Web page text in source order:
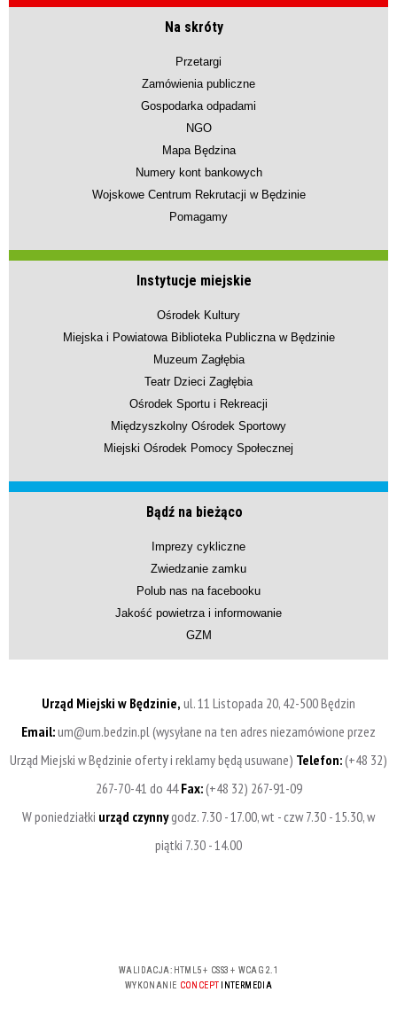
Na skróty
Przetargi
Zamówienia publiczne
Gospodarka odpadami
NGO
Mapa Będzina
Numery kont bankowych
Wojskowe Centrum Rekrutacji w Będzinie
Pomagamy
Instytucje miejskie
Ośrodek Kultury
Miejska i Powiatowa Biblioteka Publiczna w Będzinie
Muzeum Zagłębia
Teatr Dzieci Zagłębia
Ośrodek Sportu i Rekreacji
Międzyszkolny Ośrodek Sportowy
Miejski Ośrodek Pomocy Społecznej
Bądź na bieżąco
Imprezy cykliczne
Zwiedzanie zamku
Polub nas na facebooku
Jakość powietrza i informowanie
GZM
Urząd Miejski w Będzinie, ul. 11 Listopada 20, 42-500 Będzin
Email:um@um.bedzin.pl (wysyłane na ten adres niezamówione przez
Urząd Miejski w Będzinie oferty i reklamy będą usuwane) Telefon:(+48 32)
267-70-41 do 44Fax:(+48 32) 267-91-09
W poniedziałki urząd czynnygodz. 7.30 - 17.00, wt - czw 7.30 - 15.30, w
piątki 7.30 - 14.00
WALIDACJA: HTML5+ CSS3 + WCAG 2.1
WYKONANIE CONCEPT INTERMEDIA